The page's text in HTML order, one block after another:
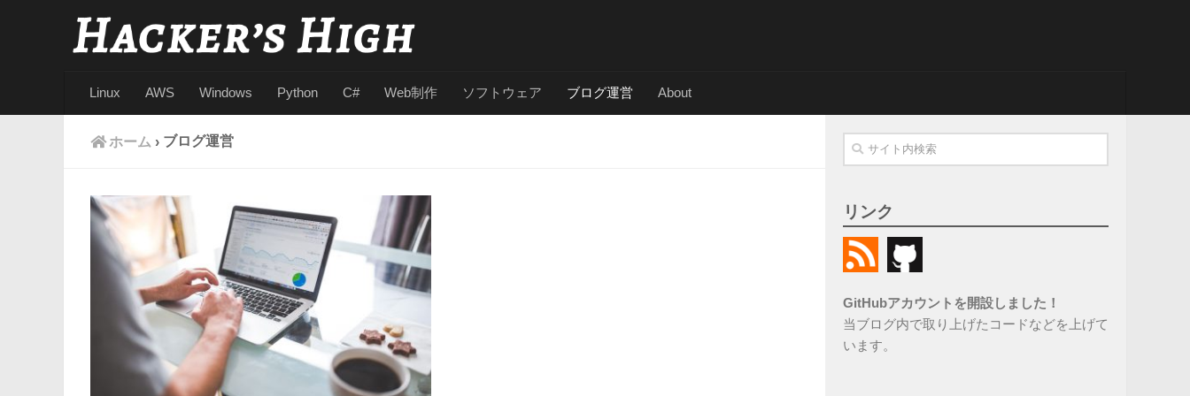
Linux AWS Windows Python C# Web制作 ソフトウェア ブログ運営 About
ホーム › ブログ運営
リンク
GitHubアカウントを開設しました！
当ブログ内で取り上げたコードなどを上げて
います。